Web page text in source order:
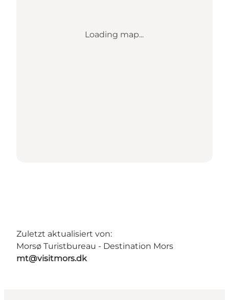
Loading map...
Zuletzt aktualisiert von:
Morsø Turistbureau - Destination Mors
mt@visitmors.dk